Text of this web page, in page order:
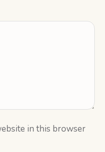
in this browser